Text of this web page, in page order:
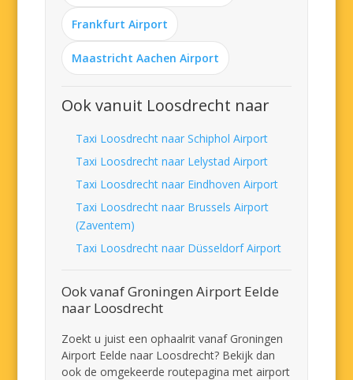
Frankfurt Airport
Maastricht Aachen Airport
Ook vanuit Loosdrecht naar
Taxi Loosdrecht naar Schiphol Airport
Taxi Loosdrecht naar Lelystad Airport
Taxi Loosdrecht naar Eindhoven Airport
Taxi Loosdrecht naar Brussels Airport
(Zaventem)
Taxi Loosdrecht naar Düsseldorf Airport
Ook vanaf Groningen Airport Eelde
naar Loosdrecht
Zoekt u juist een ophaalrit vanaf Groningen
Airport Eelde naar Loosdrecht? Bekijk dan
ook de omgekeerde routepagina met airport